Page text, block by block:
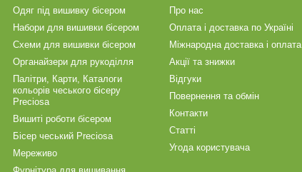
Одяг під вишивку бісером
Набори для вишивки бісером
Схеми для вишивки бісером
Органайзери для рукоділля
Палітри, Карти, Каталоги
кольорів чеського бісеру
Preciosa
Вишиті роботи бісером
Бісер чеський Preciosa
Мереживо
Про нас
Оплата і доставка по Україні
Міжнародна доставка і оплата
Акції та знижки
Відгуки
Повернення та обмін
Контакти
Статті
Угода користувача